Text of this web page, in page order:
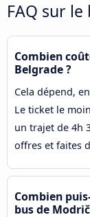
FAQ sur
Combien
Belgrade ?
Cela dépend,
Le ticket le
un trajet de 4h
offres et faites
Combien
bus de